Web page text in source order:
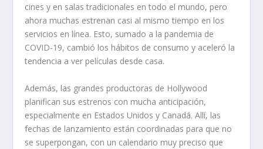
cines y en salas tradicionales en todo el mundo, pero
ahora muchas estrenan casi al mismo tiempo en los
servicios en línea. Esto, sumado a la pandemia de
COVID-19, cambió los hábitos de consumo y aceleró la
tendencia a ver películas desde casa.
Además, las grandes productoras de Hollywood
planifican sus estrenos con mucha anticipación,
especialmente en Estados Unidos y Canadá. Allí, las
fechas de lanzamiento están coordinadas para que no
se superpongan, con un calendario muy preciso que